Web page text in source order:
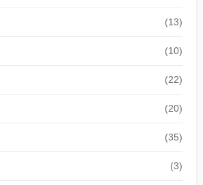
(13)
(10)
(22)
(20)
(35)
(3)